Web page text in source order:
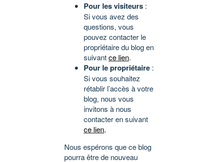
Pour les visiteurs :
Si vous avez des
questions, vous
pouvez contacter le
propriétaire du blog en
suivantce lien.
Pour le propriétaire :
Si vous souhaitez
rétablir l’accès à votre
blog, nous vous
invitons à nous
contacter en suivant
ce lien.
Nous espérons que ce blog
pourra être de nouveau